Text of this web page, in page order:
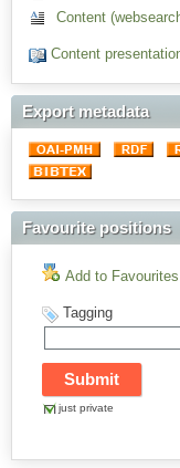
Content
Content
Export metadata
Favourite positions
Add to Favourites
Tagging
just private